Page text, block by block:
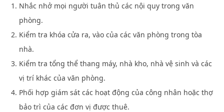
Nhắc nhở mọi người tuân thủ các nội quy trong văn
phòng.
Kiểm tra khóa cửa ra, vào của các văn phòng trong tòa
nhà.
Kiểm tra tổng thể thang máy, nhà kho, nhà vệ sinh và các
vị trí khác của văn phòng.
Phối hợp giám sát các hoạt động của công nhân hoặc thợ
bảo trì của các đơn vị được thuê.